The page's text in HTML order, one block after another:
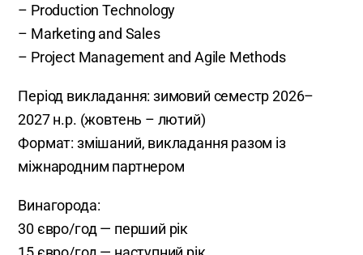
– Production Technology
– Marketing and Sales
– Project Management and Agile Methods
Період викладання: зимовий семестр 2026–
2027 н.р. (жовтень – лютий)
Формат: змішаний, викладання разом із
міжнародним партнером
Винагорода:
30 євро/год — перший рік